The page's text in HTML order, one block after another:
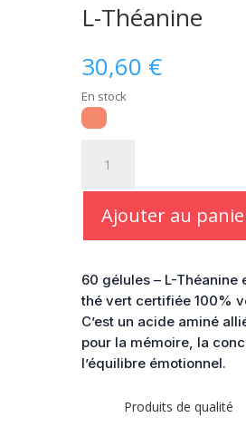
L-Théanine
30,60 €
En stock
L-
Théanine
Ajouter au
60 gélules – L-Théanine
thé vert certifiée 100%
C’est un acide aminé
pour la mémoire, la
l’équilibre émotionnel.
Produits de qualité